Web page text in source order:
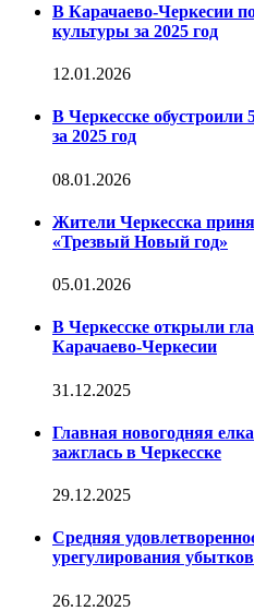
В Карачаево-Черкесии
культуры за 2025 год
12.01.2026
В Черкесске
за 2025 год
08.01.2026
Жители Черкесска
«Трезвый Новый год»
05.01.2026
В Черкесске открыли
Карачаево-Черкесии
31.12.2025
Главная новогодняя
зажглась в Черкесске
29.12.2025
Средняя
урегулирования
26.12.2025